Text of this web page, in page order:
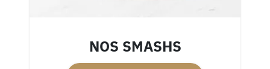
NOS SMASHS